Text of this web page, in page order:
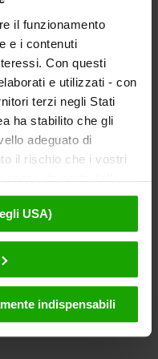
il funzionamento
e i contenuti
Con questi
e utilizzati - con
terzi negli Stati
ha stabilito che gli
adeguato di
il rischio che i vostri
da parte delle
e monitoraggio a
nei confronti di fornitori
non sussistano misure
Facendo clic su
possano essere
in forma
USA)
indispensabili